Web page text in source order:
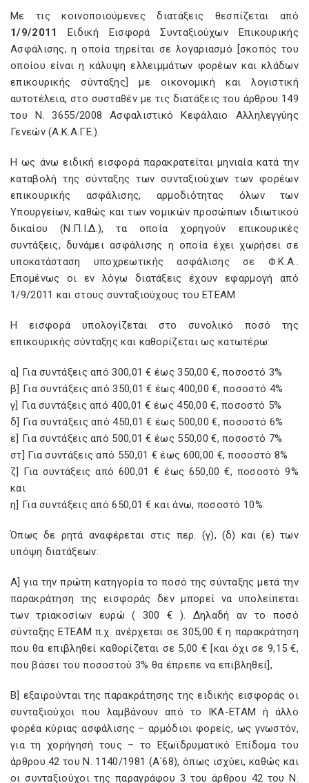
Με τις κοινοποιούμενες διατάξεις θεσπίζεται από
1/9/2011
Ειδική Εισφορά Συνταξιούχων Επικουρικής
Ασφάλισης, η οποία τηρείται σε λογαριασμό [σκοπός του
οποίου είναι η κάλυψη ελλειμμάτων φορέων και κλάδων
επικουρικής σύνταξης] με οικονομική και λογιστική
αυτοτέλεια, στο συσταθέν με τις διατάξεις του άρθρου 149
του Ν. 3655/2008 Ασφαλιστικό Κεφάλαιο Αλληλεγγύης
Γενεών (Α.Κ.Α.ΓΕ.).
Η ως άνω ειδική εισφορά παρακρατείται μηνιαία κατά την
καταβολή της σύνταξης των συνταξιούχων των φορέων
επικουρικής ασφάλισης, αρμοδιότητας όλων των
Υπουργείων, καθώς και των νομικών προσώπων ιδιωτικού
δικαίου (Ν.Π.Ι.Δ.), τα οποία χορηγούν επικουρικές
συντάξεις, δυνάμει ασφάλισης η οποία έχει χωρήσει σε
υποκατάσταση υποχρεωτικής ασφάλισης σε Φ.Κ.Α..
Επομένως οι εν λόγω διατάξεις έχουν εφαρμογή από
1/9/2011 και στους συνταξιούχους του ΕΤΕΑΜ.
Η εισφορά υπολογίζεται στο συνολικό ποσό της
επικουρικής σύνταξης και καθορίζεται ως κατωτέρω:
α] Για συντάξεις από 300,01 € έως 350,00 €, ποσοστό 3%
β] Για συντάξεις από 350,01 € έως 400,00 €, ποσοστό 4%
γ] Για συντάξεις από 400,01 € έως 450,00 €, ποσοστό 5%
δ] Για συντάξεις από 450,01 € έως 500,00 €, ποσοστό 6%
ε] Για συντάξεις από 500,01 € έως 550,00 €, ποσοστό 7%
στ] Για συντάξεις από 550,01 € έως 600,00 €, ποσοστό 8%
ζ] Για συντάξεις από 600,01 € έως 650,00 €, ποσοστό 9%
και
η] Για συντάξεις από 650,01 € και άνω, ποσοστό 10%.
Όπως δε ρητά αναφέρεται στις περ. (γ), (δ) και (ε) των
υπόψη διατάξεων:
Α] για την πρώτη κατηγορία το ποσό της σύνταξης μετά την
παρακράτηση της εισφοράς δεν μπορεί να υπολείπεται
των τριακοσίων ευρώ ( 300 € ). Δηλαδή αν το ποσό
σύνταξης ΕΤΕΑΜ π.χ. ανέρχεται σε 305,00 € η παρακράτηση
που θα επιβληθεί καθορίζεται σε 5,00 € [και όχι σε 9,15 €,
που βάσει του ποσοστού 3% θα έπρεπε να επιβληθεί],
Β] εξαιρούνται της παρακράτησης της ειδικής εισφοράς οι
συνταξιούχοι που λαμβάνουν από το ΙΚΑ-ΕΤΑΜ ή άλλο
φορέα κύριας ασφάλισης – αρμόδιοι φορείς, ως γνωστόν,
για τη χορήγησή τους – το Εξωϊδρυματικό Επίδομα του
άρθρου 42 του Ν. 1140/1981 (Α΄68), όπως ισχύει, καθώς και
οι συνταξιούχοι της παραγράφου 3 του άρθρου 42 του Ν.